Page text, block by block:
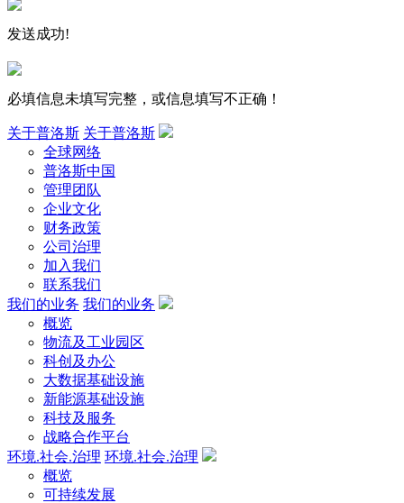
发送成功!
必填信息未填写完整，或信息填写不正确！
关于普洛斯 关于普洛斯
全球网络
普洛斯中国
管理团队
企业文化
财务政策
公司治理
加入我们
联系我们
我们的业务 我们的业务
概览
物流及工业园区
科创及办公
大数据基础设施
新能源基础设施
科技及服务
战略合作平台
环境.社会.治理 环境.社会.治理
概览
可持续发展